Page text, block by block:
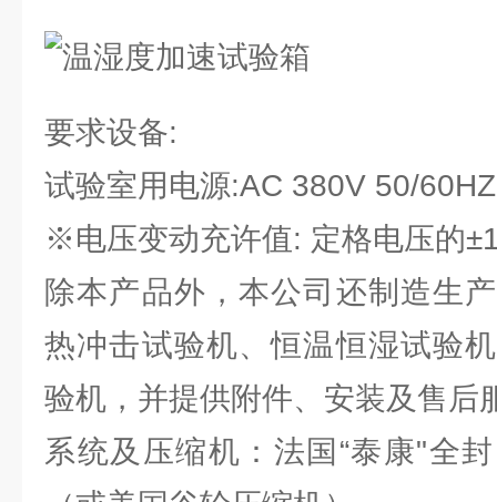
要求设备:
试验室用电源:AC 380V 50/
※电压变动充许值: 定格电压的
除本产品外，本公司还制造生
热冲击试验机、恒温恒湿试验
验机，并提供附件、安装及售后
系统及压缩机：法国“泰康"全